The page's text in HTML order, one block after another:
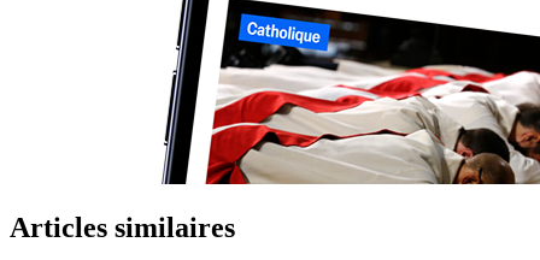
Articles similaires